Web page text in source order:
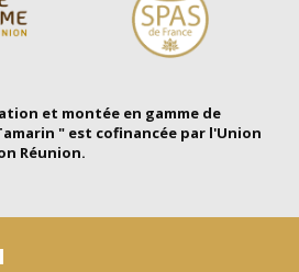
et montée en gamme de
" est cofinancée par l'Union
Réunion.